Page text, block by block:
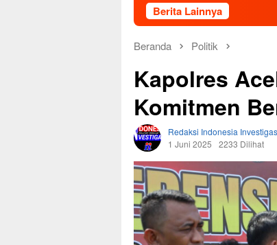
Berita Lainnya
Beranda Politik
Kapolres
Komitmen
Redaksi Indonesia
1 Juni 2025
2233 Dilihat